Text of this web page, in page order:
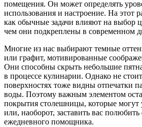
помещения. Он может определять
использования и настроение. На этот
как обычные задачи влияют на выбор
чем они подкреплены в современном
Многие из нас выбирают темные
или графит, мотивированные
Они способны скрыть небольшие
в процессе кулинарии. Однако не
поверхностях тоже видны отпечатки
воды. Поэтому важным элементом
покрытия столешницы, которые могут
или, наоборот, заставить вас полюбить
ежедневного помощника.